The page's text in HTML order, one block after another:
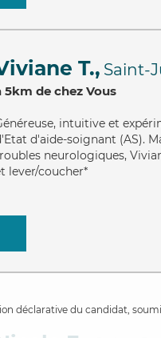
T., Saint-
5km de chez Vous
, intuitive et
d'aide-soignant (AS).
neurologiques,
lever/coucher*
déclarative du candidat,